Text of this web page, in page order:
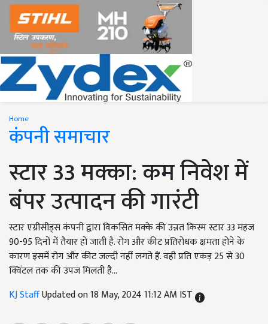
Home
कंपनी समाचार
स्टार 33 मक्का: कम निवेश में
बंपर उत्पादन की गारंटी
स्टार एग्रीसीड्स कंपनी द्वारा विकसित मक्के की उन्नत किस्म स्टार 33 महज
90-95 दिनों में तैयार हो जाती है. रोग और कीट प्रतिरोधक क्षमता होने के
कारण इसमें रोग और कीट जल्दी नहीं लगते हैं. वही प्रति एकड़ 25 से 30
क्विंटल तक की उपज मिलती है...
KJ StaffUpdated on 18 May, 2024 11:12 AM IST